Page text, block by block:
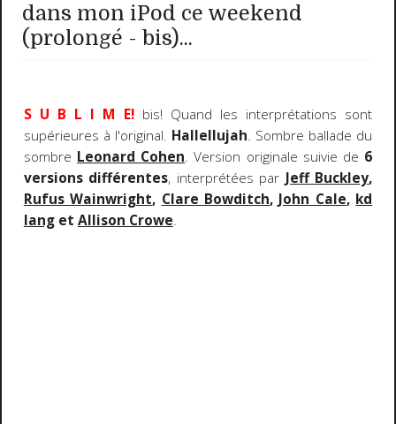
dans mon iPod ce weekend
(prolongé - bis)...
S U B L I M E!bis! Quand les interprétations sont
supérieures à l'original. Hallellujah. Sombre ballade du
sombre Leonard Cohen. Version originale suivie de 6
versions différentes, interprétées par Jeff Buckley,
Rufus Wainwright, Clare Bowditch, John Cale, kd
langet Allison Crowe.